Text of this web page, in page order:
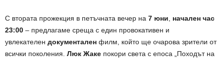
С втората прожекция в петъчната вечер на 7 юни
начален час
23:00 – предлагаме среща с един провокативен и
увлекателен документален филм, който ще очарова зрители от
всички поколения. Люк Жаке покори света с епоса „Походът на